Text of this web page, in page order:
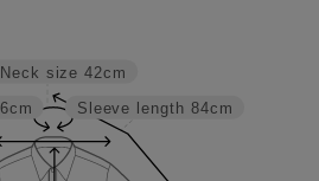
Sleeve length 84cm
Neck size 42cm